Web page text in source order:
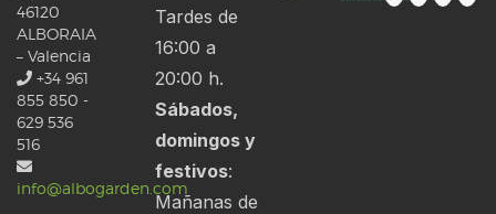
46120
ALBORAIA
– Valencia
+34 961
855 850 -
629 536
516
info@albogarden.com
Tardes de
16:00 a
20:00 h.
Sábados,
domingos y
festivos:
Mañanas de